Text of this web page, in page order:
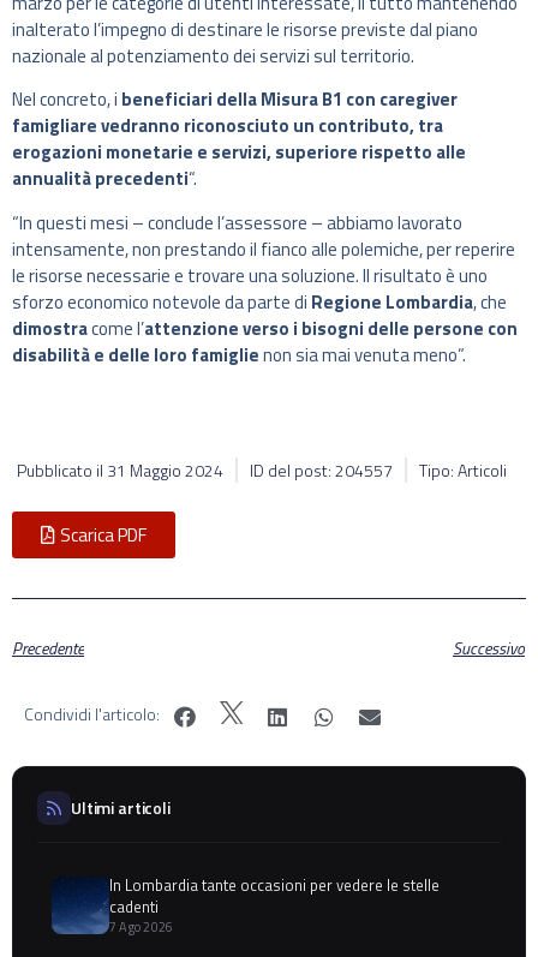
inalterato l’impegno di destinare le risorse previste dal piano
nazionale al potenziamento dei servizi sul territorio.
Nel concreto, i beneficiari della Misura B1 con caregiver
famigliare vedranno riconosciuto un contributo, tra
erogazioni monetarie e servizi, superiore rispetto alle
annualità precedenti“.
“In questi mesi – conclude l’assessore – abbiamo lavorato
intensamente, non prestando il fianco alle polemiche, per reperire
le risorse necessarie e trovare una soluzione. Il risultato è uno
sforzo economico notevole da parte di Regione Lombardia, che
dimostracome l’attenzione verso i bisogni delle persone con
disabilità e delle loro famiglienon sia mai venuta meno”.
Pubblicato il 31 Maggio 2024 ID del post: 204557 Tipo: Articoli
Scarica PDF
Precedente Successivo
Condividi l'articolo:
Ultimi articoli
In Lombardia tante occasioni per vedere le stelle
cadenti
7 Ago 2026